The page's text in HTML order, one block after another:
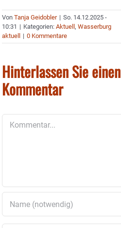
VonTanja Geidobler | So. 14.12.2025 -
10:31 | Kategorien:Aktuell,Wasserburg
aktuell
| 0 Kommentare
Hinterlassen Sie einen
Kommentar